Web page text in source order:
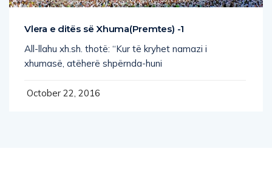
Vlera e ditës së Xhuma(Premtes) -1
All-llahu xh.sh. thotë: “Kur të kryhet namazi i
xhumasë, atëherë shpërnda-huni
October 22, 2016